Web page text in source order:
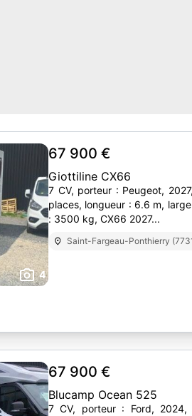
4
67 900 €
Giottiline CX66
7 CV, porteur : Peugeot,
places, longueur : 6.6 m,
: 3500 kg, CX66 2027...
Saint-Fargeau-Ponthierry
67 900 €
Blucamp Ocean 525
7 CV, porteur : Ford,